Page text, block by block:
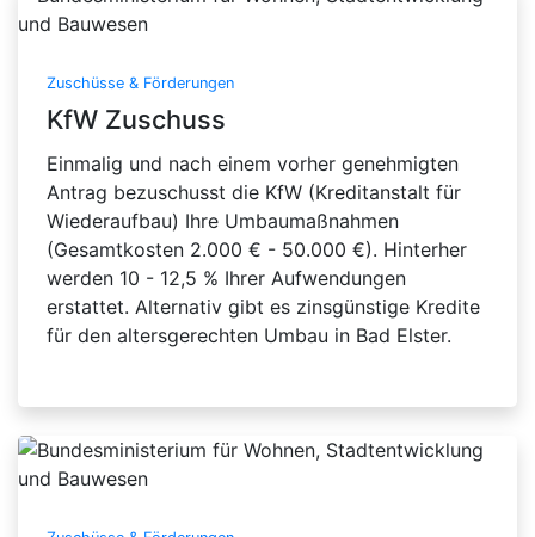
Zuschüsse & Förderungen
KfW Zuschuss
Einmalig und nach einem vorher genehmigten
Antrag bezuschusst die KfW (Kreditanstalt für
Wiederaufbau) Ihre Umbaumaßnahmen
(Gesamtkosten 2.000 € - 50.000 €). Hinterher
werden 10 - 12,5 % Ihrer Aufwendungen
erstattet. Alternativ gibt es zinsgünstige Kredite
für den altersgerechten Umbau in Bad Elster.